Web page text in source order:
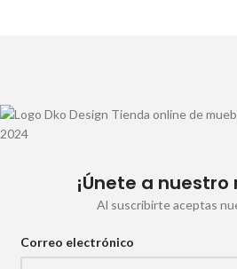
¡Únete a
Al suscribirte aceptas
Correo electrónico